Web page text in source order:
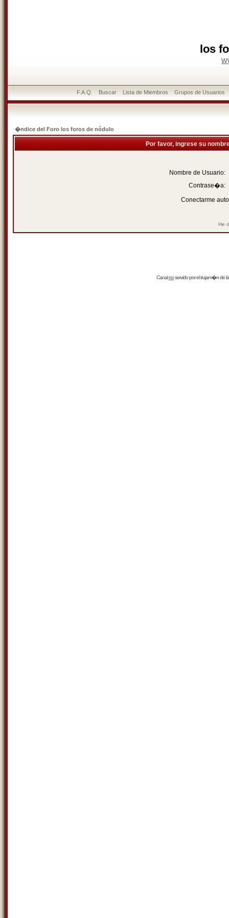
los
F.A.Q. Buscar Lista de Miembros Grupos de Usuarios
�ndice del Foro los foros de nódulo
Por favor, ingrese su
Nombre de Usuario:
Contrase�a:
Conectarme
He
Canalrssservido por eltrujam�nde